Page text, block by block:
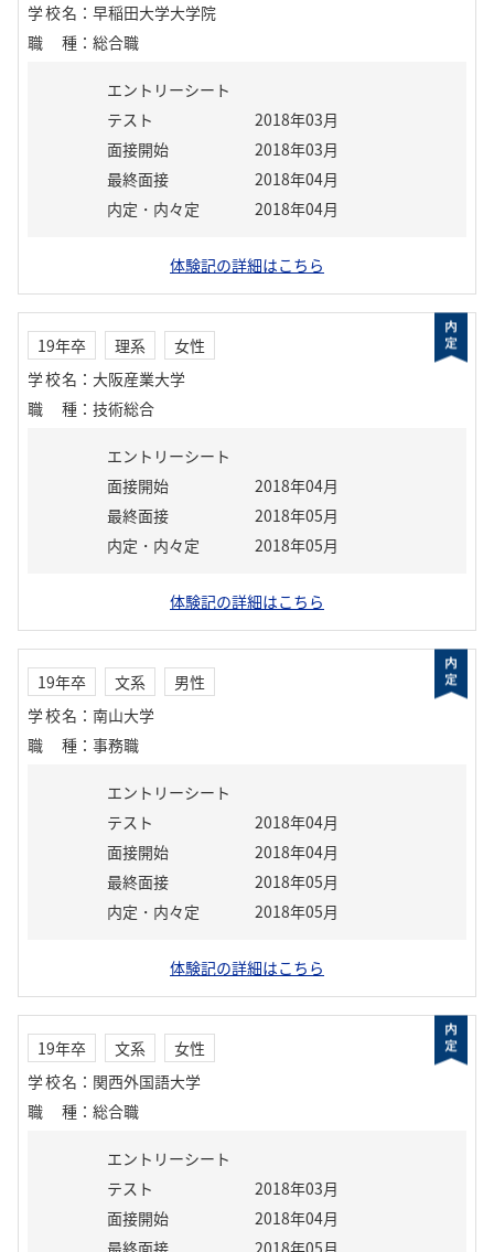
学校名 ： 早稲田大学大学院
職種 ： 総合職
エントリーシート
テスト
2018年03月
面接開始
2018年03月
最終面接
2018年04月
内定・内々定
2018年04月
体験記の詳細はこちら
19年卒 理系
女性
学校名 ： 大阪産業大学
職種 ： 技術総合
エントリーシート
面接開始
2018年04月
最終面接
2018年05月
内定・内々定
2018年05月
体験記の詳細はこちら
19年卒 文系
男性
学校名 ： 南山大学
職種 ： 事務職
エントリーシート
テスト
2018年04月
面接開始
2018年04月
最終面接
2018年05月
内定・内々定
2018年05月
体験記の詳細はこちら
19年卒 文系
女性
学校名 ： 関西外国語大学
職種 ： 総合職
エントリーシート
テスト
2018年03月
面接開始
2018年04月
最終面接
2018年05月